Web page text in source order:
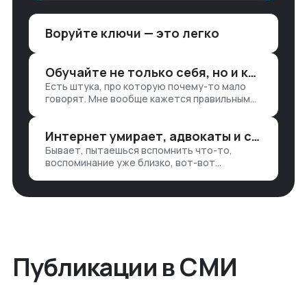
аналитикой лет 15 назад, нужно было:
продажи, заявки, прогресс по проекту
— все ручками
Воруйте ключи — это легко
Обучайте не только себя, но и клиентов
Есть штука, про которую почему-то мало
говорят. Мне вообще кажется правильным
хватаешь у клиента: е…
Интернет умирает, адвокаты и судьи в растерянности, а я хочу песню
Бывает, пытаешься вспомнить что-то,
воспоминание уже близко, вот-вот
неделями, если сильно не повезе…
Публикации в СМИ